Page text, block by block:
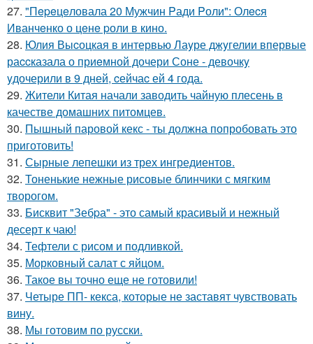
27. "Пepeцeловала 20 Мужчин Pади Pоли": Олecя
Иванчeнко о цeнe pоли в кино.
28. Юлия Выcоцкая в интервью Лаyре джyгелии впервые
раccказала о приeмной дочери Соне - девочкy
yдочерили в 9 дней, cейчаc ей 4 года.
29. Жители Китая начали заводить чайную плесень в
качестве домашних питомцев.
30. Пышный паровой кекс - ты должна попробовать это
приготовить!
31. Сырные лепешки из трех ингредиентов.
32. Тоненькие нежные рисовые блинчики с мягким
творогом.
33. Бисквит "Зебpа" - это самый красивый и нежный
десерт к чаю!
34. Тефтели с рисом и подливкой.
35. Морковный салат с яйцом.
36. Такое вы точно еще не готовили!
37. Четыре ПП- кекса, которые не заставят чувствовать
вину.
38. Мы готовим по русски.